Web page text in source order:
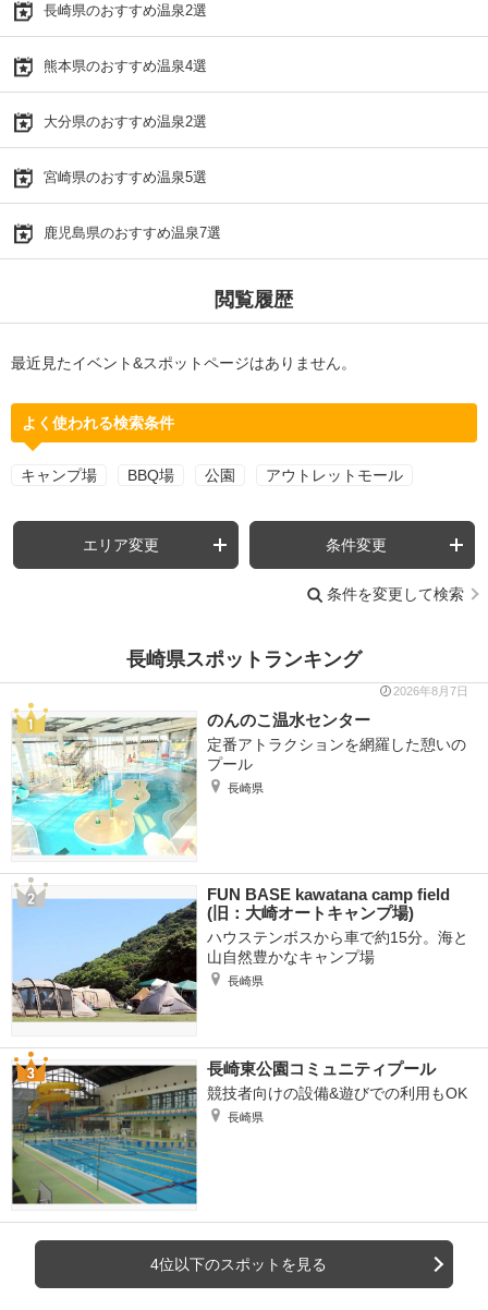
長崎県のおすすめ温泉2選
熊本県のおすすめ温泉4選
大分県のおすすめ温泉2選
宮崎県のおすすめ温泉5選
鹿児島県のおすすめ温泉7選
閲覧履歴
最近見たイベント&スポットページはありません。
よく使われる検索条件
キャンプ場 BBQ場 公園 アウトレットモール
エリア変更 条件変更
条件を変更して検索
長崎県スポットランキング
2026年8月7日
のんのこ温水センター
定番アトラクションを網羅した憩いの
プール
長崎県
FUN BASE kawatana camp field
(旧：大崎オートキャンプ場)
ハウステンボスから車で約15分。海と
山自然豊かなキャンプ場
長崎県
長崎東公園コミュニティプール
競技者向けの設備&遊びでの利用もOK
長崎県
4位以下のスポットを見る